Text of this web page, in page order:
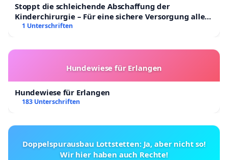
Stoppt die schleichende Abschaffung der
Kinderchirurgie – Für eine sichere Versorgung aller
Kinder in Deutschland
1 Unterschriften
Hundewiese für Erlangen
Hundewiese für Erlangen
183 Unterschriften
Doppelspurausbau Lottstetten: Ja, aber nicht so!
Wir hier haben auch Rechte!